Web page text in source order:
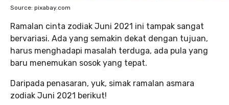
Source: pixabay.com
Ramalan cinta zodiak Juni 2021 ini tampak sangat
bervariasi. Ada yang semakin dekat dengan tujuan,
harus menghadapi masalah terduga, ada pula yang
baru menemukan sosok yang tepat.
Daripada penasaran, yuk, simak ramalan asmara
zodiak Juni 2021 berikut!